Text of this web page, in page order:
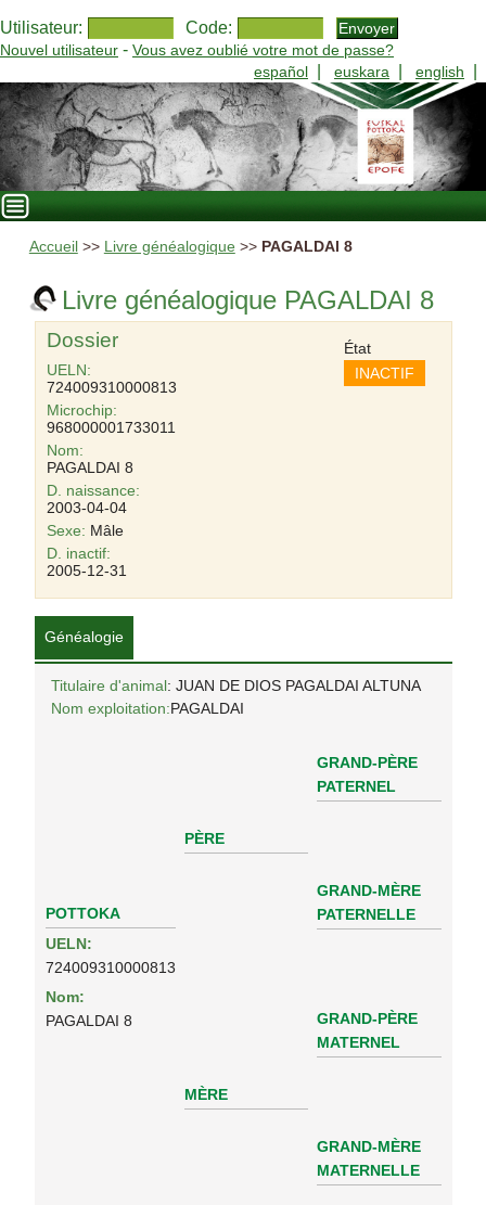
Utilisateur: Code:
Nouvel utilisateur - Vous avez oublié votre mot de passe?
español
euskara english
Accueil >> Livre généalogique >> PAGALDAI 8
Livre généalogique PAGALDAI 8
Dossier
UELN:
724009310000813
Microchip:
968000001733011
Nom:
PAGALDAI 8
D. naissance:
2003-04-04
Sexe: Mâle
État
INACTIF
D. inactif:
2005-12-31
Généalogie
Titulaire d'animal: JUAN DE DIOS PAGALDAI ALTUNA
Nom exploitation:PAGALDAI
POTTOKA
UELN:
724009310000813
Nom:
PAGALDAI 8
PÈRE
GRAND-PÈRE
PATERNEL
GRAND-MÈRE
PATERNELLE
MÈRE
GRAND-PÈRE
MATERNEL
GRAND-MÈRE
MATERNELLE